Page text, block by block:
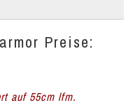
Preise:
auf 55cm lfm.